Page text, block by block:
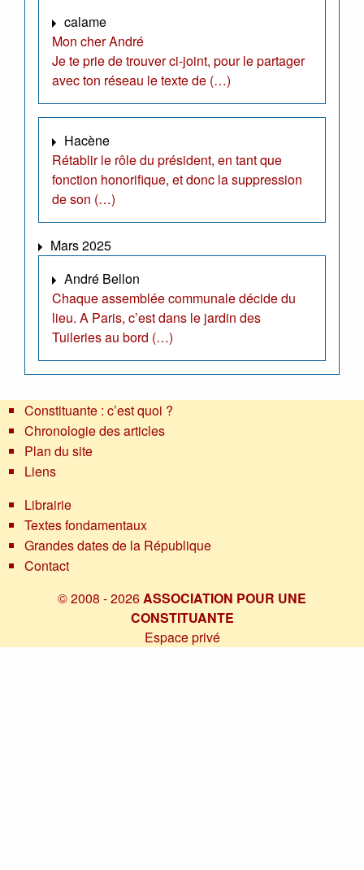
calame
Mon cher André
Je te prie de trouver ci-joint, pour le partager
avec ton réseau le texte de (…)
Hacène
Rétablir le rôle du président, en tant que
fonction honorifique, et donc la suppression
de son (…)
Mars 2025
André Bellon
Chaque assemblée communale décide du
lieu. A Paris, c’est dans le jardin des
Tuileries au bord (…)
Constituante : c’est quoi ?
Chronologie des articles
Plan du site
Liens
Librairie
Textes fondamentaux
Grandes dates de la République
Contact
© 2008 - 2026ASSOCIATION POUR UNE
CONSTITUANTE
Espace privé